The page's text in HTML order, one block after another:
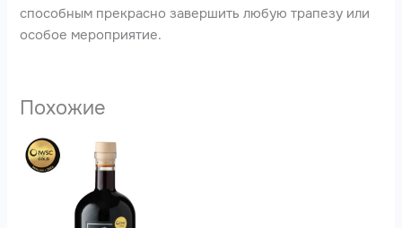
способным прекрасно завершить любую трапезу или
особое мероприятие.
Похожие
Этот
товар
несколько